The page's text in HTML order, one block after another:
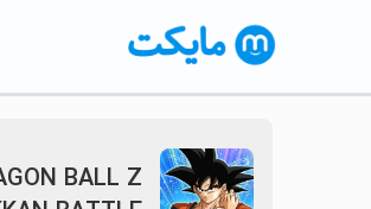
BALL Z